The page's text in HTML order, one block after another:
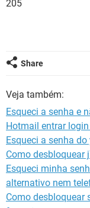
OUTLOOK
205
Share
Veja também:
Esqueci a senha e
Hotmail entrar login
Esqueci a senha
Como desbloquear
Esqueci minha
alternativo nem
Como desbloquear